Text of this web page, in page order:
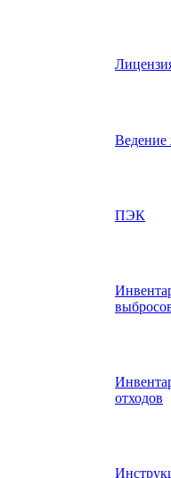
Ведение
ПЭК
отходов